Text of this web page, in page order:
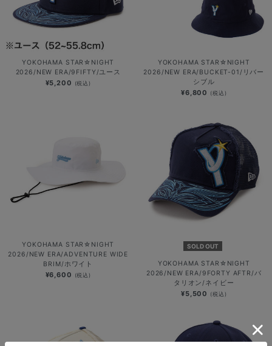
YOKOHAMA STAR☆NIGHT
2026/NEW ERA/9FIFTY/ユース
¥5,200 (税込)
YOKOHAMA STAR☆NIGHT
2026/NEW ERA/BUCKET-01/リバー
シブル
¥6,800 (税込)
YOKOHAMA STAR☆NIGHT
2026/NEW ERA/ADVENTURE WIDE
BRIM/ホワイト
¥6,600 (税込)
SOLD OUT
YOKOHAMA STAR☆NIGHT
2026/NEW ERA/9FORTY AFTR/バ
タリオン/ネイビー
¥5,500 (税込)